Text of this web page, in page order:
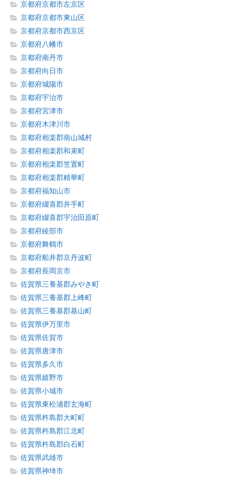
京都府京都市左京区
京都府京都市東山区
京都府京都市西京区
京都府八幡市
京都府南丹市
京都府向日市
京都府城陽市
京都府宇治市
京都府宮津市
京都府木津川市
京都府相楽郡南山城村
京都府相楽郡和束町
京都府相楽郡笠置町
京都府相楽郡精華町
京都府福知山市
京都府綴喜郡井手町
京都府綴喜郡宇治田原町
京都府綾部市
京都府舞鶴市
京都府船井郡京丹波町
京都府長岡京市
佐賀県三養基郡みやき町
佐賀県三養基郡上峰町
佐賀県三養基郡基山町
佐賀県伊万里市
佐賀県佐賀市
佐賀県唐津市
佐賀県多久市
佐賀県嬉野市
佐賀県小城市
佐賀県東松浦郡玄海町
佐賀県杵島郡大町町
佐賀県杵島郡江北町
佐賀県杵島郡白石町
佐賀県武雄市
佐賀県神埼市